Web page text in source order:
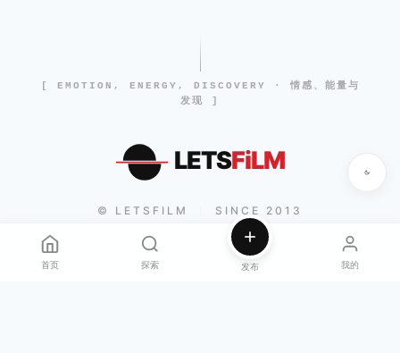
[ EMOTION, ENERGY, DISCOVERY · 情感、能量与
发现 ]
LETSFiLM
© LETSFILM SINCE 2013
首页 探索 发布 我的